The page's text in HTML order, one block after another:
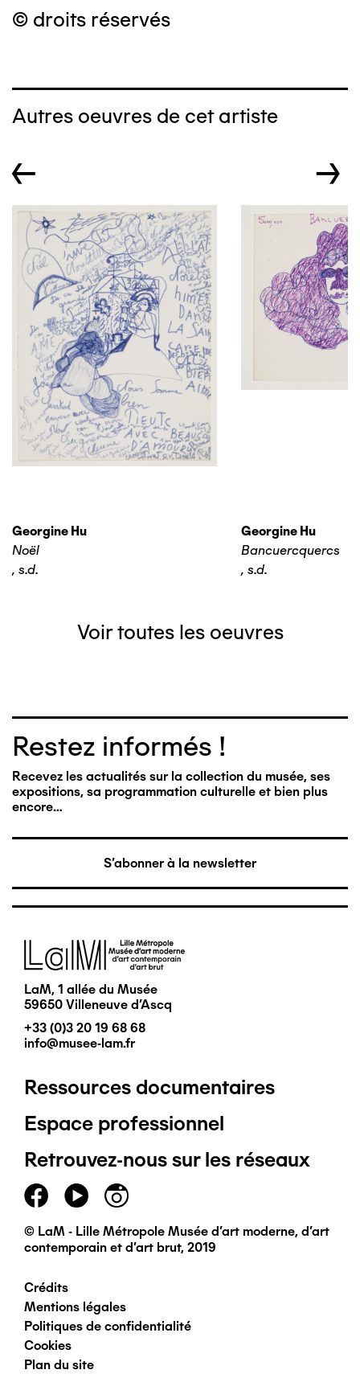
© droits réservés
Autres oeuvres de cet artiste
← →
Georgine Hu
Noël
, s.d.
Georgine Hu
Bancuercquercs
, s.d.
Voir toutes les oeuvres
Restez informés !
Recevez les actualités sur la collection du musée, ses
expositions, sa programmation culturelle et bien plus
encore…
S'abonner à la newsletter
Image
LaM, 1 allée du Musée
59650 Villeneuve d'Ascq
+33 (0)3 20 19 68 68
info@musee-lam.fr
Pied
de
page
principal
Ressources documentaires
Espace professionnel
Retrouvez-nous sur les réseaux
© LaM - Lille Métropole Musée d'art moderne, d'art
contemporain et d'art brut, 2019
Pied
de
Crédits
Mentions légales
Politiques de confidentialité
Cookies
Plan du site